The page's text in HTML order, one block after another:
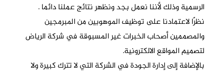
الرسمية وذلك لأننا نعمل بجد ونظهر نتائج عملنا دائما .
نظرًا لاعتمادنا على توظيف الموهوبين من المبرمجين
والمصممين أصحاب الخبرات غير المسبوقة في شركة الرياض
لتصميم المواقع الالكترونية.
بالإضافة إلى إدارة الجودة في الشركة التي لا تترك كبيرة ولا